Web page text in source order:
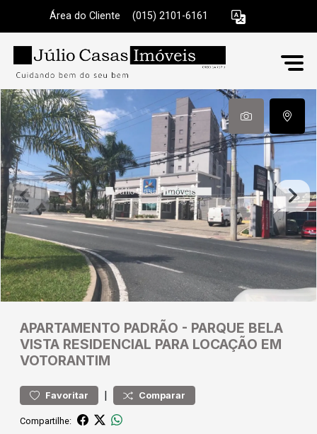
Área do Cliente (015) 2101-6161
APARTAMENTO PADRÃO - PARQUE BELA
VISTA RESIDENCIAL PARA LOCAÇÃO EM
VOTORANTIM
Favoritar | Comparar
Compartilhe: